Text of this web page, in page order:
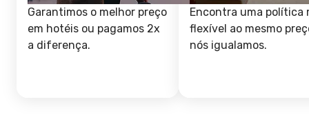
Garantimos o melhor preço
em hotéis ou pagamos 2x
a diferença.
Encontra uma política
flexível ao mesmo
nós igualamos.